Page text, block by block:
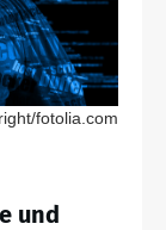
fotolia.com
und